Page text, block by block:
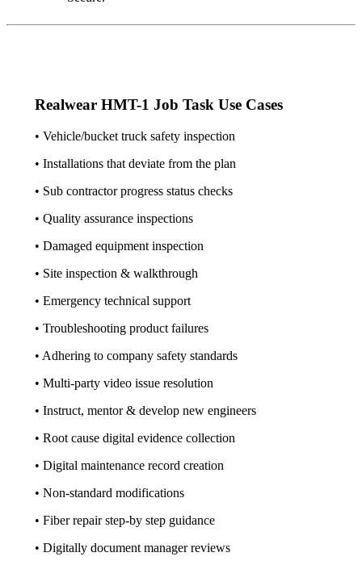
Realwear HMT-1 Job Task Use Cases
• Vehicle/bucket truck safety inspection
• Installations that deviate from the plan
• Sub contractor progress status checks
• Quality assurance inspections
• Damaged equipment inspection
• Site inspection & walkthrough
• Emergency technical support
• Troubleshooting product failures
• Adhering to company safety standards
• Multi-party video issue resolution
• Instruct, mentor & develop new engineers
• Root cause digital evidence collection
• Digital maintenance record creation
• Non-standard modifications
• Fiber repair step-by step guidance
• Digitally document manager reviews